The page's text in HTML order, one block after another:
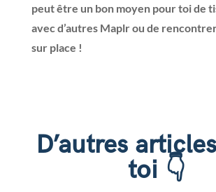
peut être un bon moyen pour toi de
avec d’autres Maplr ou de
sur place !
D’autres
toi 👇